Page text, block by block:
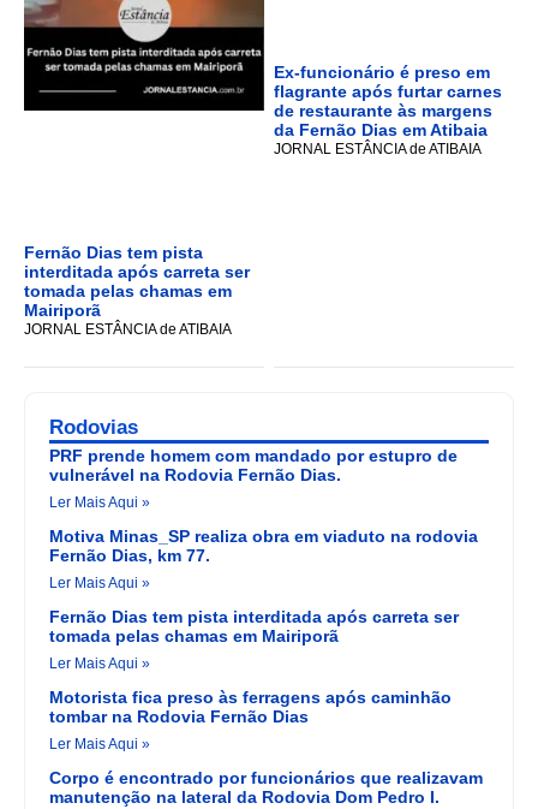
Fernão Dias tem pista
interditada após carreta ser
tomada pelas chamas em
Mairiporã
JORNAL ESTÂNCIA de ATIBAIA
Ex-funcionário é preso em
flagrante após furtar carnes
de restaurante às margens
da Fernão Dias em Atibaia
JORNAL ESTÂNCIA de ATIBAIA
Rodovias
PRF prende homem com mandado por estupro de
vulnerável na Rodovia Fernão Dias.
Ler Mais Aqui »
Motiva Minas_SP realiza obra em viaduto na rodovia
Fernão Dias, km 77.
Ler Mais Aqui »
Fernão Dias tem pista interditada após carreta ser
tomada pelas chamas em Mairiporã
Ler Mais Aqui »
Motorista fica preso às ferragens após caminhão
tombar na Rodovia Fernão Dias
Ler Mais Aqui »
Corpo é encontrado por funcionários que realizavam
manutenção na lateral da Rodovia Dom Pedro I.